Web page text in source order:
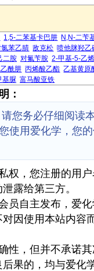
1,5-二苯基卡巴肼 N,N-二苄
氯苯乙腈 敌克松 喷他脒羟乙
二胺 对氟苄胺 2-甲基-5-乙
酰肼 丙烯酸乙酯 乙基黄原
基脲 富马酸亚铁
：
您务必仔细阅读
使用爱化学，您
权，您注册的用
露给第三方。
员自主发布，爱
因使用本站内容
性，但并不承诺
果的，均与爱化